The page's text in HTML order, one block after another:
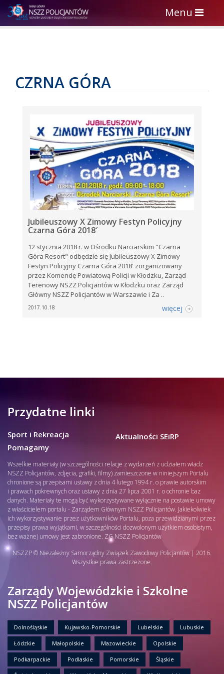
Toggle
navigation
Menu
CZRNA GÓRA
Jubileuszowy X Zimowy Festyn Policyjny
Czarna Góra 2018′
12 stycznia 2018 r. w Ośrodku Narciarskim "Czarna
Góra Resort" odbędzie się Jubileuszowy X Zimowy
Festyn Policyjny Czarna Góra 2018' zorganizowany
przez Komendę Powiatową Policji w Kłodzku, Zarząd
Terenowy NSZZ Policjantów w Kłodzku oraz Zarząd
Główny NSZZ Policjantów w Warszawie i Za ..
2017.10.18 więcej
Przydatne linki
Sport i Rekreacja
Pomagamy
Aktualności SEiRP
Wszelkie materiały (w szczególności relacje z wydarzeń z udziałem władz
NSZZ Policjantów, zdjęcia, grafiki, filmy) zamieszczone w niniejszym Portalu
chronione są przepisami ustawy z dnia 4 lutego 1994 r. o prawie autorskim
i prawach pokrewnych oraz ustawy z dnia 27 lipca 2001 r. o ochronie baz
danych. Materiały te mogą być wykorzystywane wyłącznie na postawie umowy
z właścicielem portalu - Zarządem Głównym NSZZ Policjantów. Jakiekolwiek
ich wykorzystywanie przez użytkowników Portalu, poza przewidzianymi przez
przepisy prawa wyjątkami, w szczególności dozwolonym użytkiem osobistym,
bez ważnej umowy jest zabronione. ZG NSZZ Policjantów
NSZZP © Niezależny Samorządny Związek Zawodowy Policjantów | 2016.
Wszystkie prawa zastrzeżone.
Zarządy Wojewódzkie i Szkolne
NSZZ Policjantów
Dolnośląskie Kujawsko-Pomorskie Lubelskie Lubuskie
Łódzkie Małopolskie Mazowieckie Opolskie
Podkarpackie Podlaskie Pomorskie Śląskie